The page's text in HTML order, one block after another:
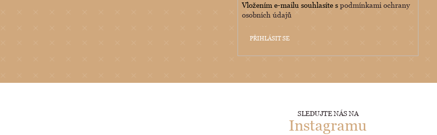
Vložením e-mailu souhlasíte spodmínkami ochrany
osobních údajů
PŘIHLÁSIT SE
SLEDUJTE NÁS NA
Instagramu